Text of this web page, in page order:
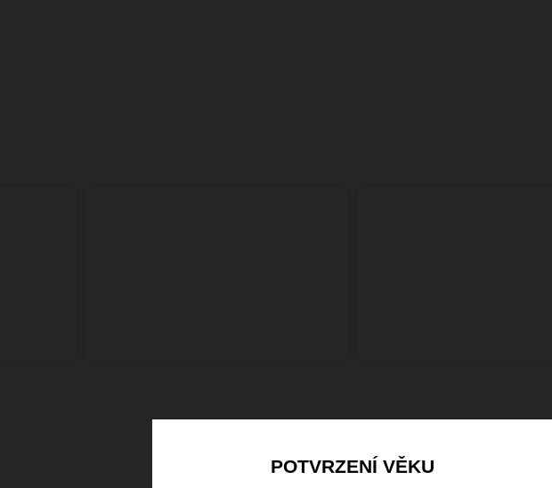
POTVRZENÍ VĚKU